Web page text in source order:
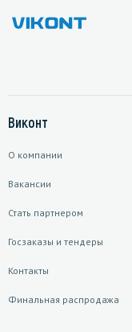
Виконт
О компании
Вакансии
Стать партнером
Госзаказы и тендеры
Контакты
Финальная распродажа